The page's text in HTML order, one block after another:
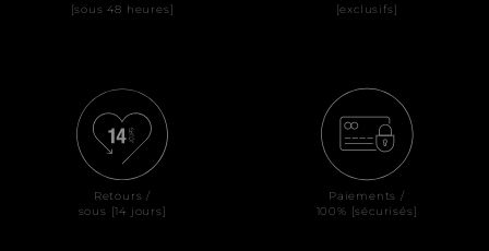
[sous 48 heures]
[exclusifs]
Retours /
sous [14 jours]
Paiements /
100% [sécurisés]